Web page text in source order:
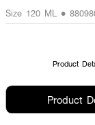
Size 120 ML •
Product
Product